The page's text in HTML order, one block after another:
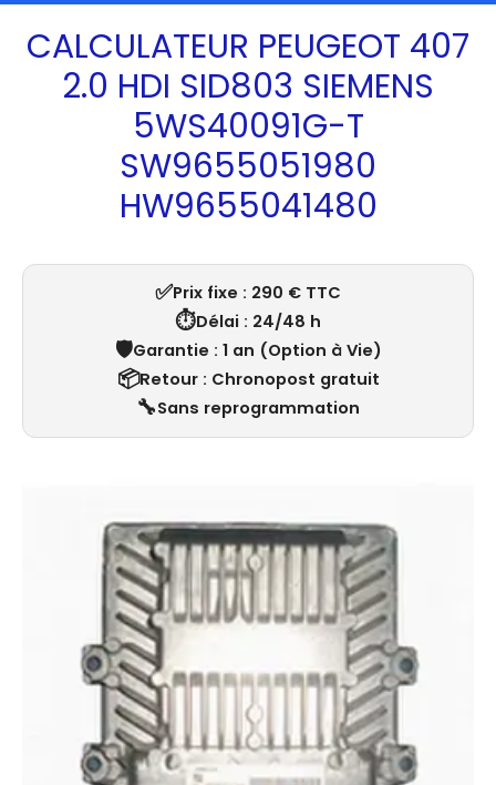
CALCULATEUR PEUGEOT 407
2.0 HDI SID803 SIEMENS
5WS40091G-T
SW9655051980
HW9655041480
✅Prix fixe : 290 € TTC
⏱️Délai : 24/48 h
🛡️Garantie : 1 an (Option à Vie)
📦Retour : Chronopost gratuit
🔧Sans reprogrammation